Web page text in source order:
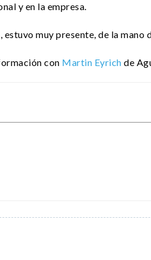
y en la empresa.
, estuvo muy presente, de la mano
con Martin Eyrich de